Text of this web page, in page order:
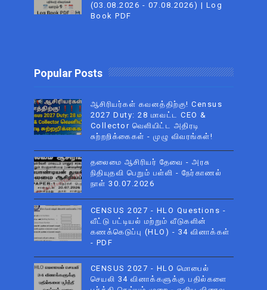
(03.08.2026 - 07.08.2026) | Log
Book PDF
Popular Posts
ஆசிரியர்கள் கவனத்திற்கு! Census
2027 Duty: 28 மாவட்ட CEO &
Collector வெளியிட்ட அதிரடி
சுற்றறிக்கைகள் - முழு விவரங்கள்!
தலைமை ஆசிரியர் தேவை - அரசு
நிதியுதவி பெறும் பள்ளி - நேர்காணல்
நாள் 30.07.2026
CENSUS 2027 - HLO Questions -
வீட்டு பட்டியல் மற்றும் வீடுகளின்
கணக்கெடுப்பு (HLO) - 34 வினாக்கள்
- PDF
CENSUS 2027 - HLO மொபைல்
செயலி 34 வினாக்களுக்கு பதில்களை